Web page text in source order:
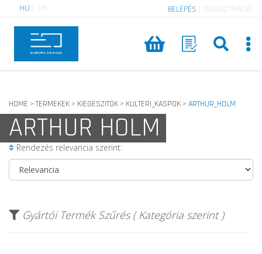
HU EN BELÉPÉS REGISZTRÁCIÓ
HOME > TERMEKEK > KIEGESZITOK > KULTERI_KASPOK > ARTHUR_HOLM
ARTHUR HOLM
Rendezés relevancia szerint:
Gyártói Termék Szűrés ( Kategória szerint )